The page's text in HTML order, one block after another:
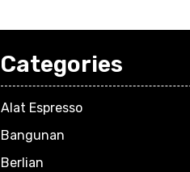
Categories
Alat Espresso
Bangunan
Berlian